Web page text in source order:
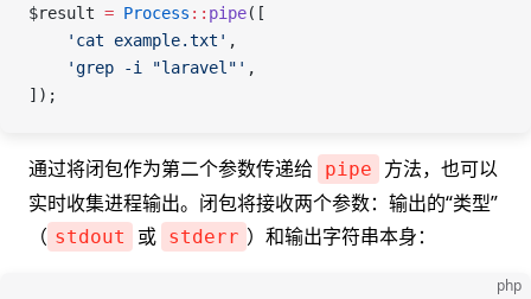
$result = Process :: pipe([
    'cat example.txt'
,
    'grep -i "laravel"'
,
]);
通过将闭包作为第二个参数传递给 pipe
方法，也可以
实时收集进程输出。闭包将接收两个参数：输出的“类型”
（ stdout 或 stderr ）和输出字符串本身：
php